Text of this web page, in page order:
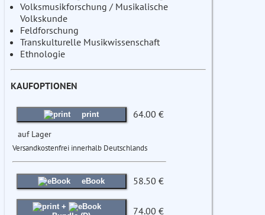
Volksmusikforschung / Musikalische
Volkskunde
Feldforschung
Transkulturelle Musikwissenschaft
Ethnologie
KAUFOPTIONEN
print 64.00 €
auf Lager
Versandkostenfrei innerhalb Deutschlands
eBook 58.50 €
+
74.00 €